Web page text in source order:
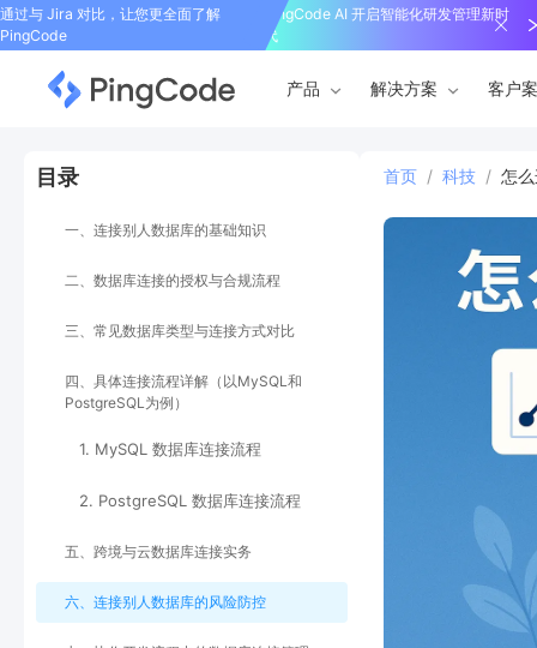
通过与 Jira 对比，让您更全面了解
PingCode
PingCode AI 开启智能化研发管理新时
代
产品 解决方案 客户
目录
一、连接别人数据库的基础知识
二、数据库连接的授权与合规流程
三、常见数据库类型与连接方式对比
四、具体连接流程详解（以MySQL和
PostgreSQL为例）
1. MySQL 数据库连接流程
2. PostgreSQL 数据库连接流程
五、跨境与云数据库连接实务
六、连接别人数据库的风险防控
首页 / 科技 / 怎